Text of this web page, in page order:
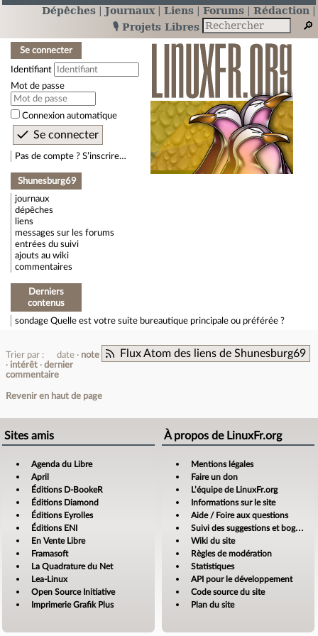
Dépêches Journaux Liens Forums
Rédaction
🎙️ Projets Libres
Se connecter
Identifiant
Mot de passe
Connexion automatique
Pas de compte ? S’inscrire…
Shunesburg69
journaux
dépêches
liens
messages sur les forums
entrées du suivi
ajouts au wiki
commentaires
Derniers
contenus
sondage Quelle est votre suite bureautique principale ou préférée ?
Flux Atom des liens de Shunesburg69
Trier par : date
note
intérêt
dernier
commentaire
Revenir en haut de page
Sites amis
Agenda du Libre
April
Éditions D-BookeR
Éditions Diamond
Éditions Eyrolles
Éditions ENI
En Vente Libre
Framasoft
La Quadrature du Net
Lea-Linux
Open Source Initiative
Imprimerie Grafik Plus
À propos de LinuxFr.org
Mentions légales
Faire un don
L’équipe de LinuxFr.org
Informations sur le site
Aide / Foire aux questions
Suivi des suggestions et bogues
Wiki du site
Règles de modération
Statistiques
API pour le développement
Code source du site
Plan du site